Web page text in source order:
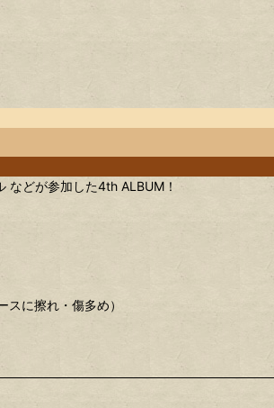
などが参加した4th ALBUM！
に擦れ・傷多め）